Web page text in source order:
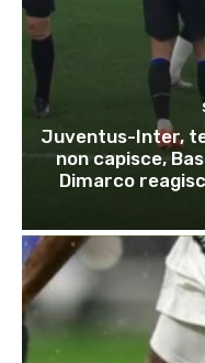
Juventus-Inter,
non capisce,
Dimarco